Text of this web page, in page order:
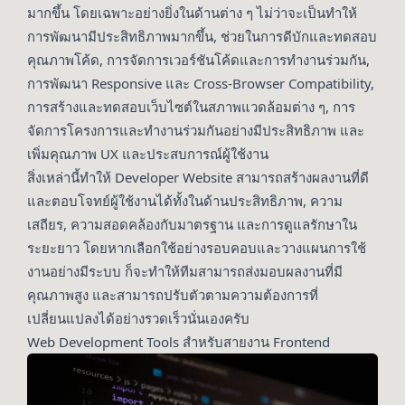
มากขึ้น โดยเฉพาะอย่างยิ่งในด้านต่าง ๆ ไม่ว่าจะเป็นทำให้
การพัฒนามีประสิทธิภาพมากขึ้น, ช่วยในการดีบักและทดสอบ
คุณภาพโค้ด, การจัดการเวอร์ชันโค้ดและการทำงานร่วมกัน,
การพัฒนา Responsive และ Cross-Browser Compatibility,
การสร้างและทดสอบเว็บไซต์ในสภาพแวดล้อมต่าง ๆ, การ
จัดการโครงการและทำงานร่วมกันอย่างมีประสิทธิภาพ และ
เพิ่มคุณภาพ UX และประสบการณ์ผู้ใช้งาน
สิ่งเหล่านี้ทำให้ Developer Website สามารถสร้างผลงานที่ดี
และตอบโจทย์ผู้ใช้งานได้ทั้งในด้านประสิทธิภาพ, ความ
เสถียร, ความสอดคล้องกับมาตรฐาน และการดูแลรักษาใน
ระยะยาว โดยหากเลือกใช้อย่างรอบคอบและวางแผนการใช้
งานอย่างมีระบบ ก็จะทำให้ทีมสามารถส่งมอบผลงานที่มี
คุณภาพสูง และสามารถปรับตัวตามความต้องการที่
เปลี่ยนแปลงได้อย่างรวดเร็วนั่นเองครับ
Web Development Tools สำหรับสายงาน Frontend